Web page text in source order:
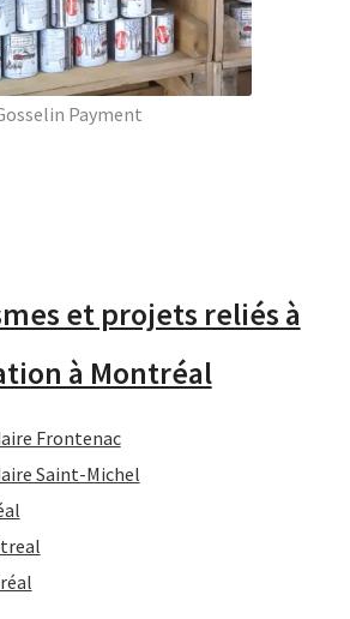
Payment
et projets reliés à
à Montréal
Frontenac
Saint-Michel